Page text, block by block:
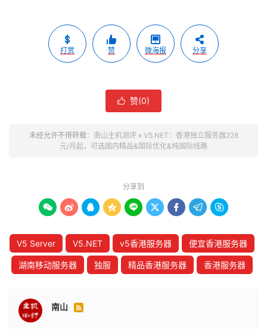
打赏 赞 微海报 分享
 赞(0)
未经允许不得转载： 南山主机测评» V5.NET：香港独立服务器228
元/月起，可选国内精品&国际优化&纯国际线路
分享到
        
V5 Server V5.NET v5香港服务器 便宜香港服务器
湖南移动服务器 独服 精品香港服务器 香港服务器
南山 